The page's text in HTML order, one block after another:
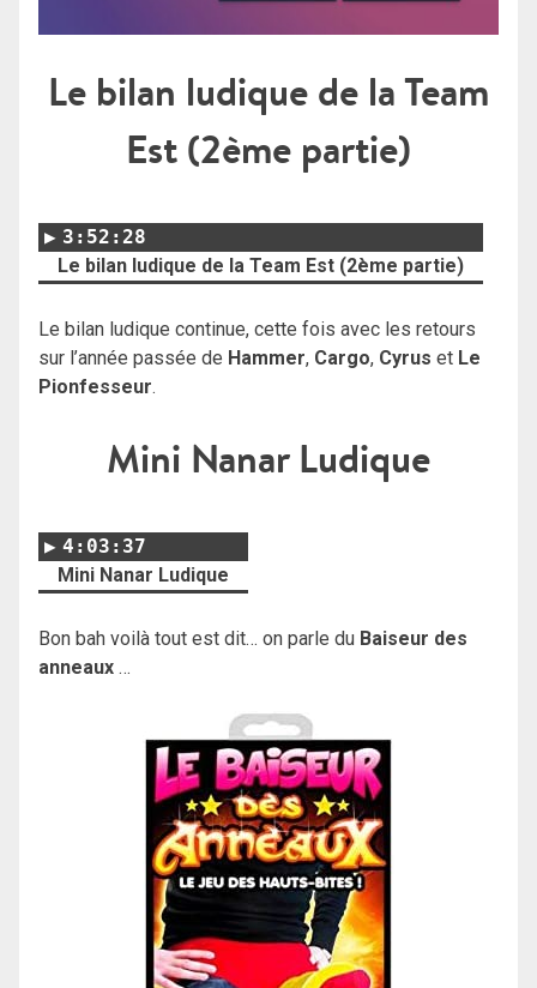
Le bilan ludique de la Team
Est (2ème partie)
3:52:28
Le bilan ludique de la Team Est (2ème partie)
Le bilan ludique continue, cette fois avec les retours
sur l’année passée de Hammer, Cargo, Cyrus et Le
Pionfesseur.
Mini Nanar Ludique
4:03:37
Mini Nanar Ludique
Bon bah voilà tout est dit… on parle du Baiseur des
anneaux …